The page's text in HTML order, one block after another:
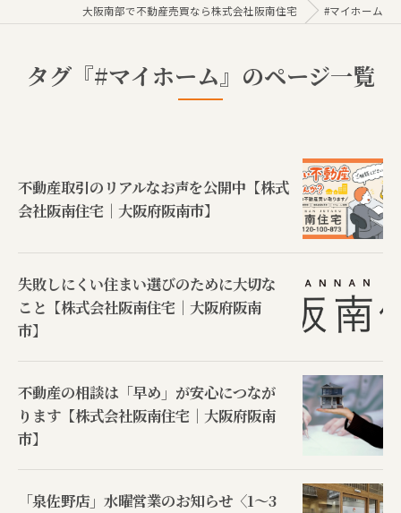
大阪南部で不動産売買なら株式会社阪南住宅 #マイホーム
タグ『#マイホーム』のページ一覧
不動産取引のリアルなお声を公開中【株式
会社阪南住宅｜大阪府阪南市】
失敗しにくい住まい選びのために大切な
こと【株式会社阪南住宅｜大阪府阪南
市】
不動産の相談は「早め」が安心につなが
ります【株式会社阪南住宅｜大阪府阪南
市】
「泉佐野店」水曜営業のお知らせ〈1〜3